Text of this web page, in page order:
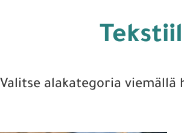
Valitse alakategoria viemällä